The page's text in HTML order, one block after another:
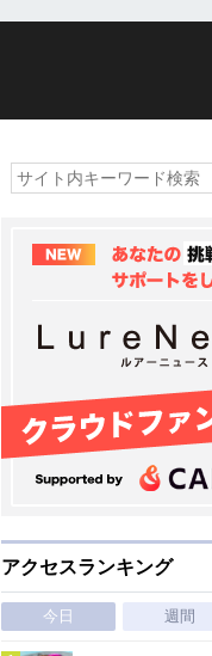
アクセスランキング
今日 週間